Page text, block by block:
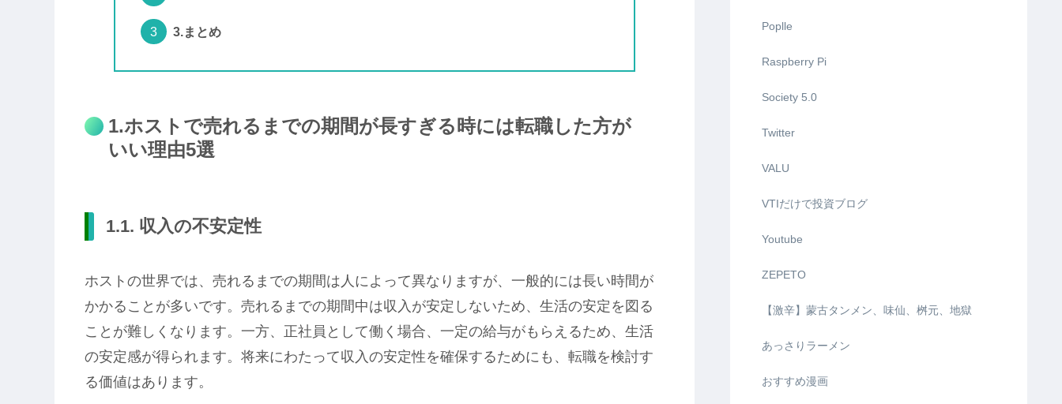
3.まとめ
1.ホストで売れるまでの期間が長すぎる時には転職した方が
いい理由5選
1.1. 収入の不安定性
ホストの世界では、売れるまでの期間は人によって異なりますが、一般的には長い時間が
かかることが多いです。売れるまでの期間中は収入が安定しないため、生活の安定を図る
ことが難しくなります。一方、正社員として働く場合、一定の給与がもらえるため、生活
の安定感が得られます。将来にわたって収入の安定性を確保するためにも、転職を検討す
る価値はあります。
Poplle
Raspberry Pi
Society 5.0
Twitter
VALU
VTIだけで投資ブログ
Youtube
ZEPETO
【激辛】蒙古タンメン、味仙、桝元、地獄
あっさりラーメン
おすすめ漫画